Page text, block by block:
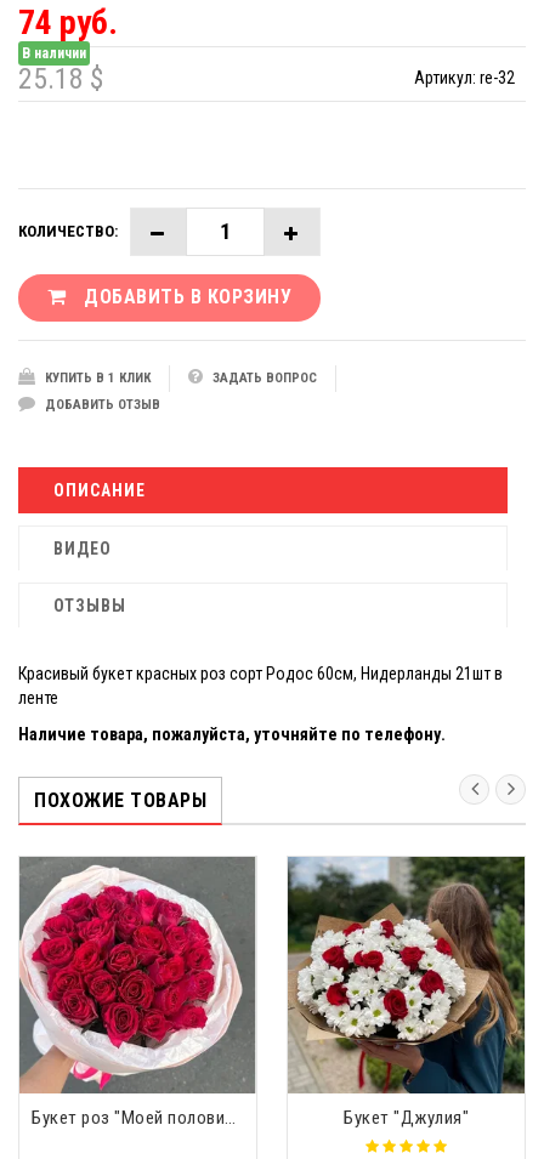
74 руб.
В наличии
Артикул: re-32
25.18 $
КОЛИЧЕСТВО:
ДОБАВИТЬ В КОРЗИНУ
КУПИТЬ В 1 КЛИК
ЗАДАТЬ ВОПРОС
ДОБАВИТЬ ОТЗЫВ
ОПИСАНИЕ
ВИДЕО
ОТЗЫВЫ
Красивый букет красных роз сорт Родос 60см, Нидерланды 21шт в
ленте
Наличие товара, пожалуйста, уточняйте по телефону.
ПОХОЖИЕ ТОВАРЫ
Букет роз "Моей половинке" 25 роз Букет "Джулия"